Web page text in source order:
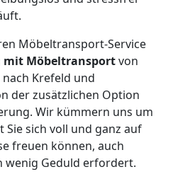
Möbeltransport-Service
mit Möbeltransportvon
Krefeld und
der zusätzlichen Option
Wir kümmern uns um
Sie sich voll und ganz auf
freuen können, auch
wenig Geduld erfordert.